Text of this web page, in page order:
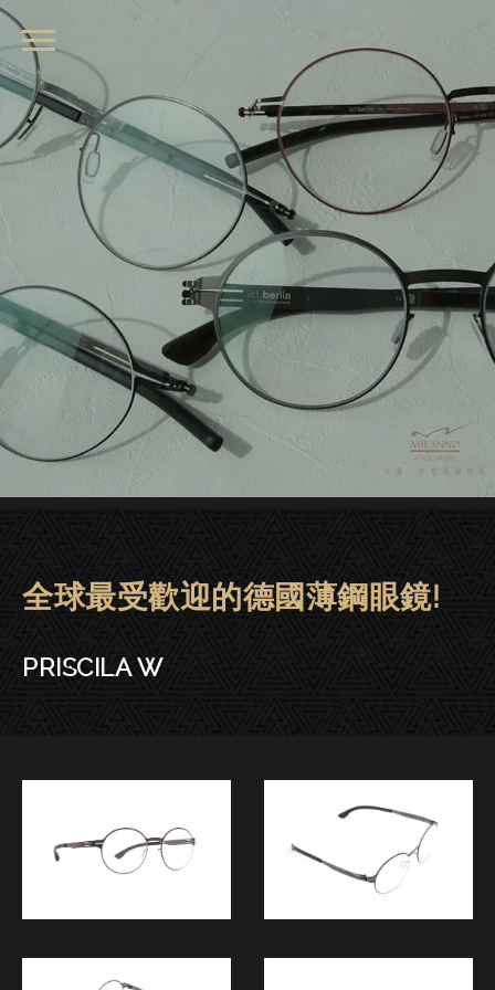
ic! berlin眼鏡 | 東門－PRISCILA
全球最受歡迎的德國薄鋼眼鏡!
PRISCILA W